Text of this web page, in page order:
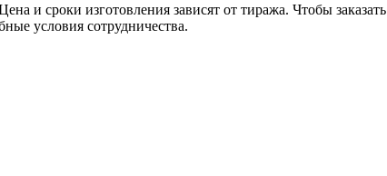
и сроки изготовления зависят от тиража. Чтобы заказать
условия сотрудничества.